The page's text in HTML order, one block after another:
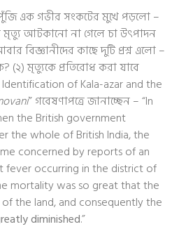
পুঁজি এক গভীর সংকটের মুখে পড়লো –
মৃত্যু আটকানো না গেলে চা উৎপাদন
বিজ্ঞানীদের কাছে দুটি প্রশ্ন এলো –
(২) মৃত্যুকে প্রতিরোধ করা যাবে
Identification of Kala-azar and the
” গবেষণাপত্রে জানাচ্ছেন – “In
the British government
the whole of British India, the
concerned by reports of an
fever occurring in the district of
mortality was so great that the
the land, and consequently the
diminished.”